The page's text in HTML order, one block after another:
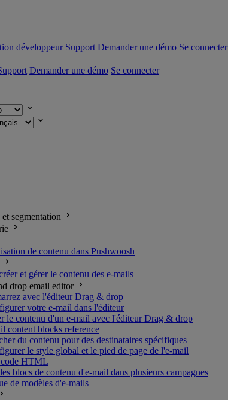
développeur Support Demander une démo Se connecter
Demander une démo Se connecter
segmentation
de contenu dans Pushwoosh
et gérer le contenu des e-mails
drop email editor
avec l'éditeur Drag & drop
votre e-mail dans l'éditeur
le contenu d'un e-mail avec l'éditeur Drag & drop
content blocks reference
du contenu pour des destinataires spécifiques
le style global et le pied de page de l'e-mail
HTML
blocs de contenu d'e-mail dans plusieurs campagnes
de modèles d'e-mails